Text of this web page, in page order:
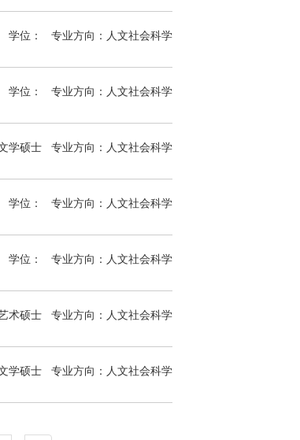
学位： 专业方向： 人文社会科学
学位： 专业方向： 人文社会科学
学硕士 专业方向： 人文社会科学
学位： 专业方向： 人文社会科学
学位： 专业方向： 人文社会科学
术硕士 专业方向： 人文社会科学
学硕士 专业方向： 人文社会科学